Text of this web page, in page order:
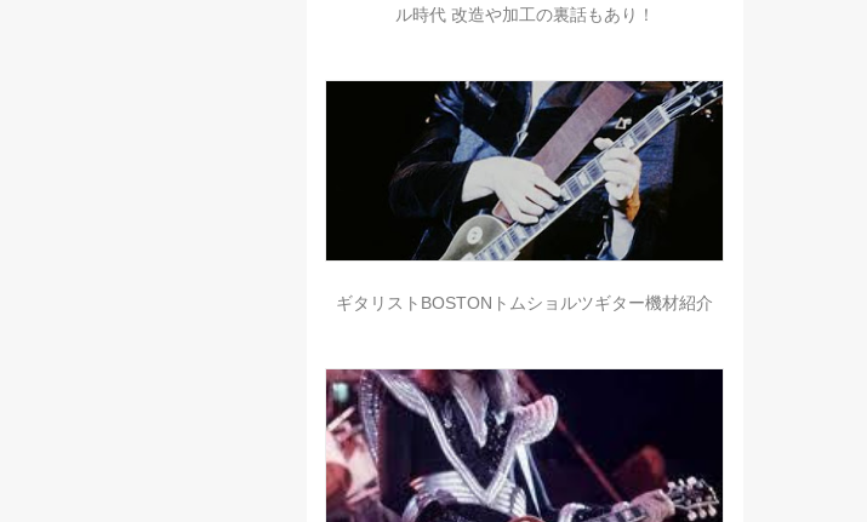
ル時代 改造や加工の裏話もあり！
ギタリストBOSTONトムショルツギター機材紹介